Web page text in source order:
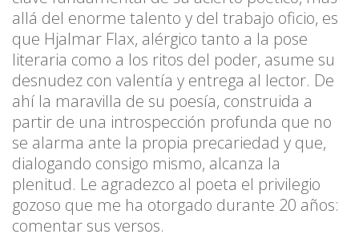
allá del enorme talento y del trabajo oficio, es
que Hjalmar Flax, alérgico tanto a la pose
literaria como a los ritos del poder, asume su
desnudez con valentía y entrega al lector. De
ahí la maravilla de su poesía, construida a
partir de una introspección profunda que no
se alarma ante la propia precariedad y que,
dialogando consigo mismo, alcanza la
plenitud. Le agradezco al poeta el privilegio
gozoso que me ha otorgado durante 20 años:
comentar sus versos.